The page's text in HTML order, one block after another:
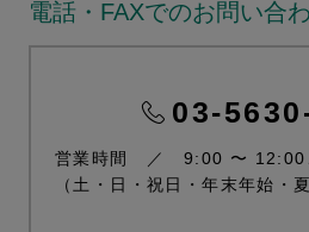
電話・FAXでのお問い合
03-
営業時間 ／ 9:00 〜 12:00
（土・日・祝日・年末年始・